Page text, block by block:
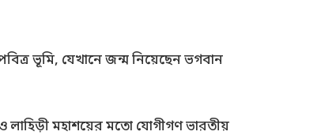
ভূমি, যেখানে জন্ম নিয়েছেন ভগবান
লাহিড়ী মহাশয়ের মতো যোগীগণ ভারতীয়